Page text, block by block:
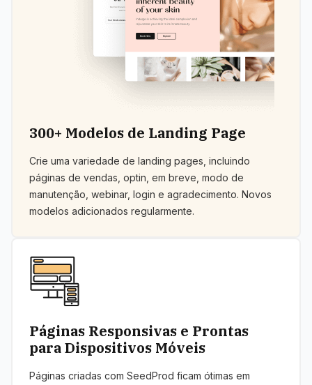
300+ Modelos de Landing Page
Crie uma variedade de landing pages, incluindo
páginas de vendas, optin, em breve, modo de
manutenção, webinar, login e agradecimento. Novos
modelos adicionados regularmente.
Páginas Responsivas e Prontas
para Dispositivos Móveis
Páginas criadas com SeedProd ficam ótimas em